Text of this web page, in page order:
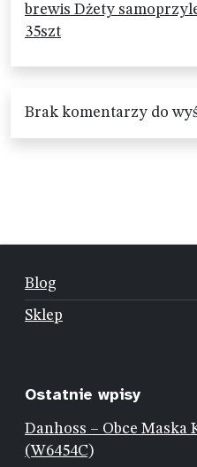
brewis Dżety
35szt
Brak komentarzy do
Blog
Sklep
Ostatnie wpisy
Danhoss – Obce Maska
(W6454C)